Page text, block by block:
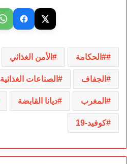
#الحكامة الأمن الغذائي
الجفاف الصناعات الغذائية
المغرب ديانا القابضة
كوفيد-19